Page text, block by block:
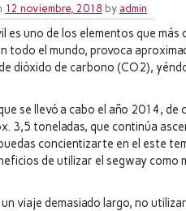
12 noviembre, 2018 by admin
es uno de los elementos que más
todo el mundo, provoca
dióxido de carbono (CO2),
se llevó a cabo el año 2014, de
3,5 toneladas, que continúa
concientizarte en el este
de utilizar el segway como
viaje demasiado largo, no